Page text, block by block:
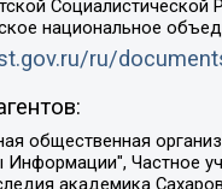
национальное
ru/
"Уральская правозащитная группа", Фонд содействия защите здоровья и социальной справедливости имени Андрея Рылькова, Автономная Некоммерческая Организация "Аналитический Центр Юрия Левады", Автономная некоммерческая организация социальной поддержки населения "Проект Апрель", Региональная общественная организация помощи женщинам и детям, находящимся в кризисной ситуации "Информационно-методический центр "Анна", Фонд содействия развитию массовых коммуникаций и правовому просвещению "Так-так-Так", Фонд содействия устойчивому развитию "Серебряная тайга", Свердловский региональный общественный фонд социальных проектов "Новое время", "Idel.Реалии", Кавказ.Реалии, Крым.Реалии, Телеканал Настоящее Время, Татаро-башкирская служба Радио Свобода (Azatliq Radiosi), Радио Свободная Европа/Радио Свобода (PCE/PC), "Сибирь.Реалии", "Фактограф", Благотворительный фонд помощи осужденным и их семьям, Автономная некоммерческая организация "Институт глобализации и социальных движений", Фонд "В защиту прав заключенных", Частное учреждение "Центр поддержки и содействия развитию средств массовой информации", Пензенский региональный общественный благотворительный фонд "Гражданский союз", "Север.Реалии", Некоммерческая организация Фонд "Правовая инициатива", Общество с ограниченной ответственностью "Радио Свободная Европа/Радио Свобода", Чешское информационное агентство "MEDIUM-ORIENT", Красноярская региональная